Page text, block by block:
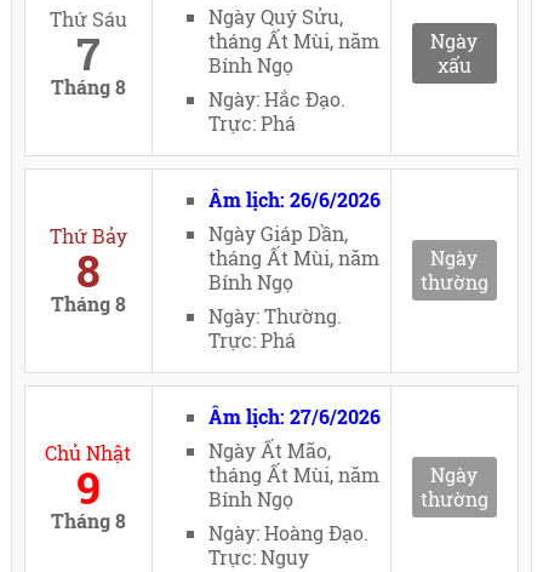
Thứ Sáu
7
Tháng 8
Ngày Quý Sửu,
tháng Ất Mùi, năm
Bính Ngọ
Ngày: Hắc Đạo.
Trực: Phá
Ngày
xấu
Thứ Bảy
8
Tháng 8
Âm lịch: 26/6/2026
Ngày Giáp Dần,
tháng Ất Mùi, năm
Bính Ngọ
Ngày: Thường.
Trực: Phá
Ngày
thường
Chủ Nhật
9
Tháng 8
Âm lịch: 27/6/2026
Ngày Ất Mão,
tháng Ất Mùi, năm
Bính Ngọ
Ngày: Hoàng Đạo.
Trực: Nguy
Ngày
thường